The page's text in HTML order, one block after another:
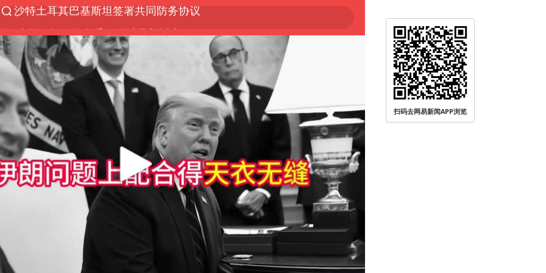
“电影+”如何激发千亿级消费新活力？
台风白海豚实时路径
泉州市委书记张毅恭被查
全球首个长时储能一体化产业园量产
四川宜宾市高县4.9级地震致1人死亡
胜宏科技：股票交易异常波动
名创优品回应女子吐槽内裤质量差
中巨芯：上半年归母净利润1405.77万元
中国女篮70-67险胜尼日利亚女篮
U17国足点球大战淘汰河床晋级决赛
国防部：中国军队坚决反制任何闹海挑衅图谋
扫码去网易新闻APP浏览